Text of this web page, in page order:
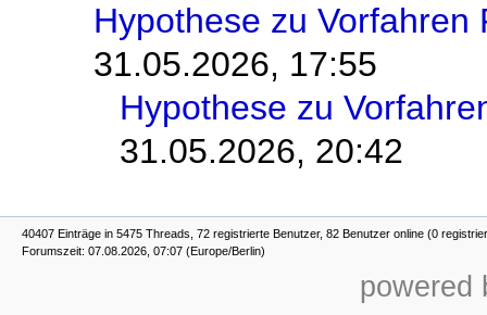
Hypothese zu Vorfahren
31.05.2026, 17:55
Hypothese zu
31.05.2026, 20:42
40407 Einträge in 5475 Threads, 72 registrierte Benutzer, 82 Benutzer online (0
Forumszeit: 07.08.2026, 07:07 (Europe/Berlin)
powered